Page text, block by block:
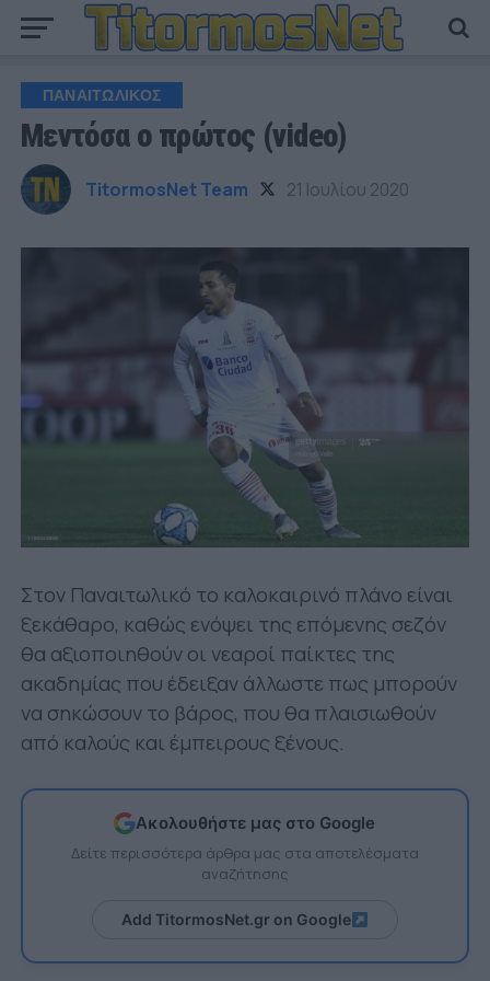
ΠΑΝΑΙΤΩΛΙΚΟΣ
Μεντόσα ο πρώτος (video)
TitormosNet Team 21 Ιουλίου 2020
Στον Παναιτωλικό το καλοκαιρινό πλάνο είναι
ξεκάθαρο, καθώς ενόψει της επόμενης σεζόν
θα αξιοποιηθούν οι νεαροί παίκτες της
ακαδημίας που έδειξαν άλλωστε πως μπορούν
να σηκώσουν το βάρος, που θα πλαισιωθούν
από καλούς και έμπειρους ξένους.
Ακολουθήστε μας στο Google
Δείτε περισσότερα άρθρα μας στα αποτελέσματα
αναζήτησης
Add TitormosNet.gr on Google